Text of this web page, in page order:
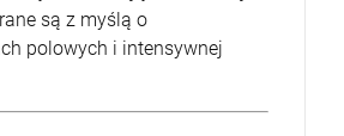
są z myślą o
polowych i intensywnej